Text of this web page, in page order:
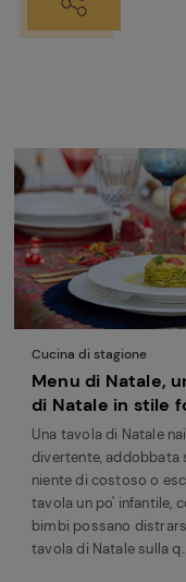
Cucina di stagione
Menu di Natale,
di Natale in stile
Una tavola di Natale
divertente, addobbata
niente di costoso o
tavola un po' infantile,
bimbi possano
tavola di Natale sulla